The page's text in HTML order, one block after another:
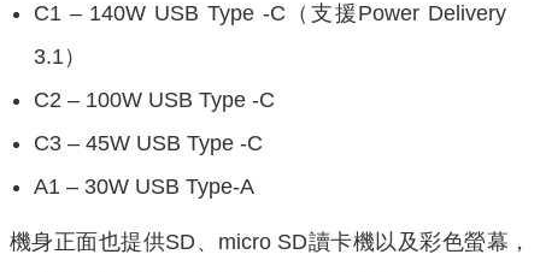
C1 – 140W USB Type -C（支援Power Delivery
3.1）
C2 – 100W USB Type -C
C3 – 45W USB Type -C
A1 – 30W USB Type-A
機身正面也提供SD、micro SD讀卡機以及彩色螢幕，